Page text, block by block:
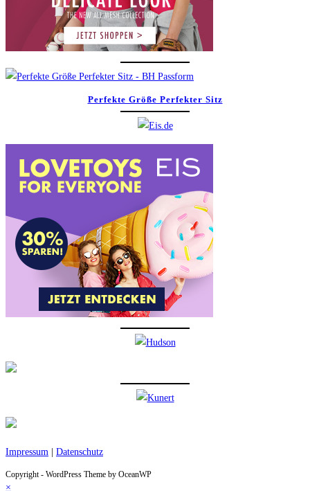
Perfekte Größe Perfekter Sitz
Impressum Datenschutz
Copyright - WordPress Theme by OceanWP
×